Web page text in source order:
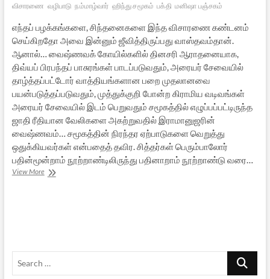
விசாரணை வழிபாடு நம்மாழ்வார் ஹிந்து சமூகம் பக்தி மனிஷா பஞ்சகம்
எந்தப் பழக்கங்களை, சிந்தனைகளை இந்த விசாரணை கண்டனம்
செய்கிறதோ அவை இன்னும் ஜீவித்திருப்பது வாஸ்தவம்தான்.
ஆனால்… வைஷ்ணவக் கோயில்களில் தினசரி ஆராதனையாக,
திவ்யப் பிரபந்தப் பாசுரங்கள் பாடப்படுவதும், அரையர் சேவையில்
தாழ்த்தப்பட்டோர் வாத்தியங்களான பறை முதலானவை
பயன்படுத்தப்படுவதும், முத்துக்குறி போன்ற கிராமிய வடிவங்கள்
அரையர் சேவையில் இடம் பெறுவதும் சமூகத்தில் எழுப்பப்பட்டிருந்த
ஜாதி ரீதியான வேலிகளை அகற்றுவதில் இராமானுஜரின்
வைஷ்ணவம்… சமூகத்தின் நிரந்தர ஏற்பாடுகளை வெறுத்து
ஒதுக்கியவர்கள் என்பதைத் தவிர. சித்தர்கள் பெரும்பாலோர்
பதின்மூன்றாம் நூற்றாண்டிலிருந்து பதினாறாம் நூற்றாண்டு வரை…
View Moreதலித்துகளும்
Search